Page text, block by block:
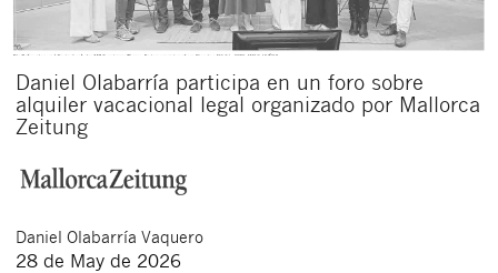
Daniel Olabarría participa en un foro sobre
alquiler vacacional legal organizado por Mallorca
Zeitung
Daniel Olabarría Vaquero
28 de May de 2026